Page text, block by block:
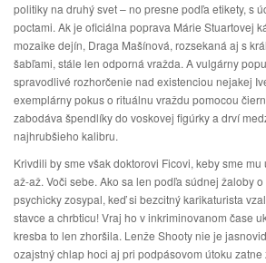
politiky na druhý svet – no presne podľa etikety, s
poctami. Ak je oficiálna poprava Márie Stuartovej
mozaike dejín, Draga Mašínová, rozsekaná aj s
šabľami, stále len odporná vražda. A vulgárny
spravodlivé rozhorčenie nad existenciou nejakej
exemplárny pokus o rituálnu vraždu pomocou
zabodáva špendlíky do voskovej figúrky a drví
najhrubšieho kalibru.
Krivdili by sme však doktorovi Ficovi, keby sme
až-až. Voči sebe. Ako sa len podľa súdnej žaloby
psychicky zosypal, keď si bezcitný karikaturista
stavce a chrbticu! Vraj ho v inkriminovanom čase
kresba to len zhoršila. Lenže Shooty nie je
ozajstný chlap hoci aj pri podpásovom útoku